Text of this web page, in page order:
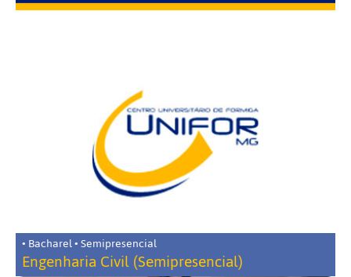
• Bacharel • Semipresencial
Engenharia Civil (Semipresencial)